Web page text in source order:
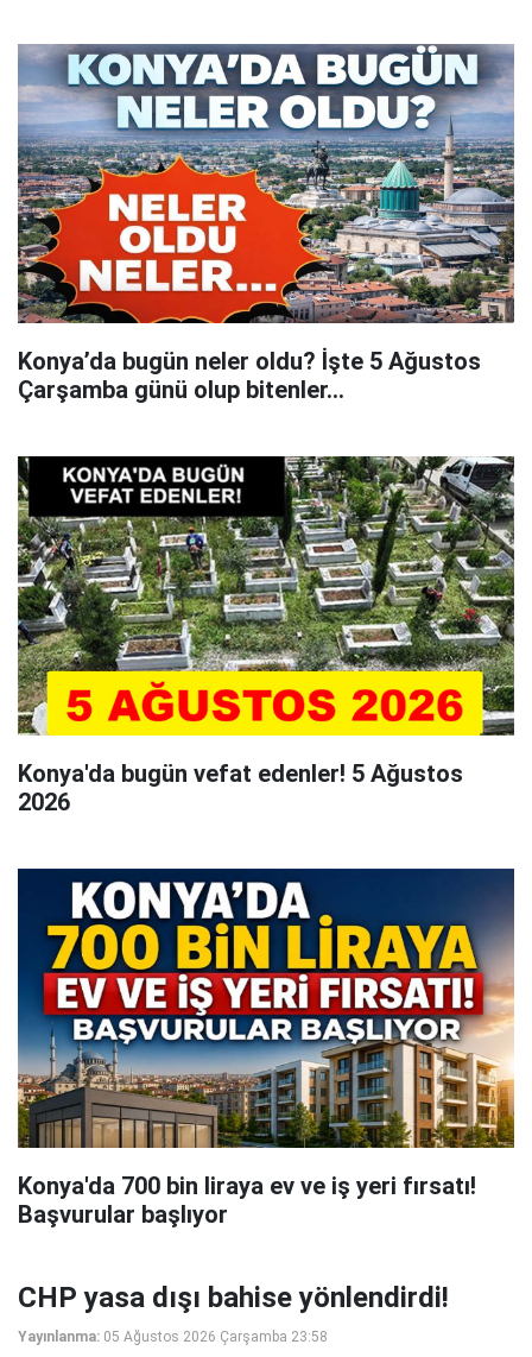
Konya’da bugün neler oldu? İşte 5 Ağustos
Çarşamba günü olup bitenler…
Konya'da bugün vefat edenler! 5 Ağustos
2026
Konya'da 700 bin liraya ev ve iş yeri fırsatı!
Başvurular başlıyor
CHP yasa dışı bahise yönlendirdi!
Yayınlanma: 05 Ağustos 2026 Çarşamba 23:58